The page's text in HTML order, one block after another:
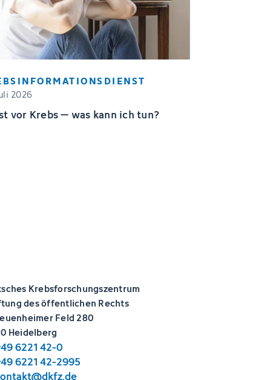
2026
vor Krebs – was kann ich tun?
Krebsforschungszentrum
des öffentlichen Rechts
Feld 280
Heidelberg
6221 42-0
6221 42-2995